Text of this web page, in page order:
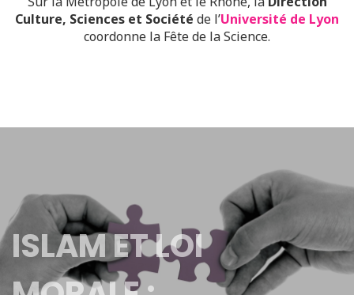
Culture, Sciences et Société de l’Université de Lyon
coordonne la Fête de la Science.
ISLAM ET LOI